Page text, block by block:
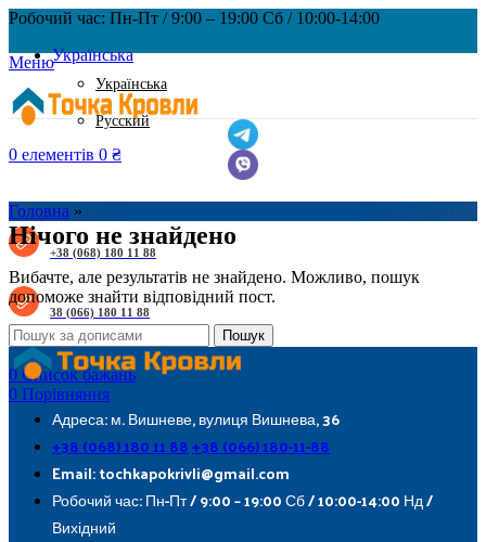
Робочий час: Пн-Пт / 9:00 – 19:00 Сб / 10:00-14:00
Українська
Українська
Русский
Меню
0 елементів 0 ₴
+38 (068) 180 11 88
38 (066) 180 11 88
0 Список бажань
0 Порівняння
Головна »
Нічого не знайдено
Вибачте, але результатів не знайдено. Можливо, пошук
допоможе знайти відповідний пост.
Пошук
Адреса: м. Вишневе, вулиця Вишнева, 36
+38 (068) 180 11 88+38 (066) 180-11-88
Email: tochkapokrivli@gmail.com
Робочий час: Пн-Пт / 9:00 – 19:00 Сб / 10:00-14:00 Нд /
Вихідний